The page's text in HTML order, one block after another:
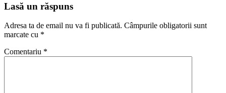
Lasă un răspuns
Adresa ta de email nu va fi publicată. Câmpurile obligatorii sunt
marcate cu *
Comentariu *